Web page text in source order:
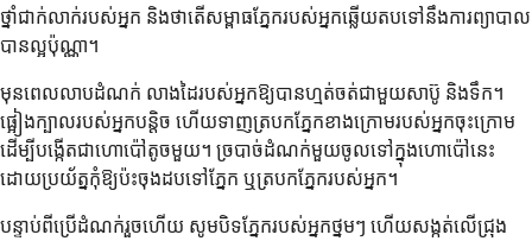
ថ្នាំជាក់លាក់របស់អ្នក និងថាតើសម្ពាធភ្នែករបស់អ្នកឆ្លើយតបទៅនឹងការព្យាបាល
បានល្អប៉ុណ្ណា។
មុនពេលលាបដំណក់ លាងដៃរបស់អ្នកឱ្យបានហ្មត់ចត់ជាមួយសាប៊ូ និងទឹក។
ផ្អៀងក្បាលរបស់អ្នកបន្តិច ហើយទាញត្របកភ្នែកខាងក្រោមរបស់អ្នកចុះក្រោម
ដើម្បីបង្កើតជាហោប៉ៅតូចមួយ។ ច្របាច់ដំណក់មួយចូលទៅក្នុងហោប៉ៅនេះ
ដោយប្រយ័ត្នកុំឱ្យប៉ះចុងដបទៅភ្នែក ឬត្របកភ្នែករបស់អ្នក។
បន្ទាប់ពីប្រើដំណក់រួចហើយ សូមបិទភ្នែករបស់អ្នកថ្នមៗ ហើយសង្កត់លើជ្រុង